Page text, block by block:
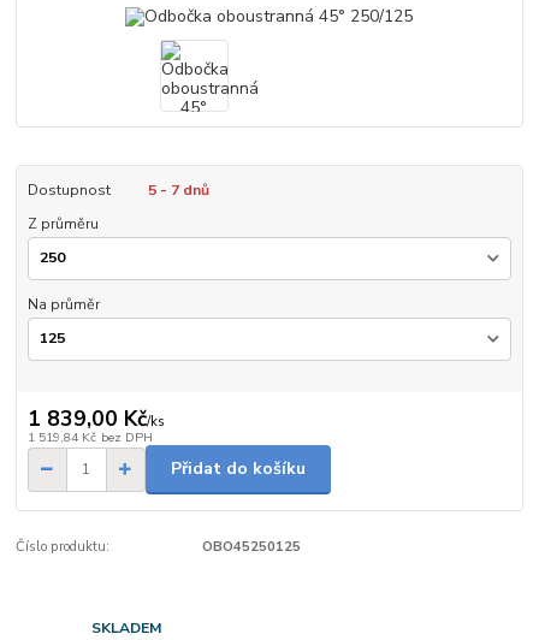
Dostupnost
5 - 7 dnů
Z průměru
Na průměr
1 839,00 Kč/ks
1 519,84 Kč bez DPH
Přidat do košíku
Číslo produktu: OBO45250125
SKLADEM